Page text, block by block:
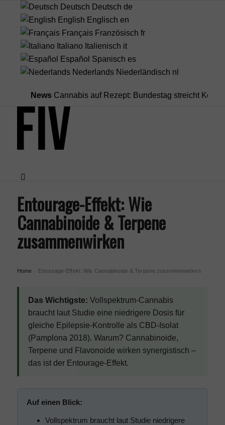
Deutsch Deutsch de
English Englisch en
Français Französisch fr
Italiano Italienisch it
Español Spanisch es
Nederlands Niederländisch nl
News Cannabis auf Rezept: Bundestag streicht
Menü
Entourage-Effekt: Wie
Cannabinoide & Terpene
zusammenwirken
Home Entourage-Effekt: Wie Cannabinoide & Terpene zusammenwirken
Das Wichtigste: Vollspektrum-Cannabis
braucht laut Studie eine niedrigere Dosis für
gleiche Epilepsie-Kontrolle als CBD-Isolat
(Pamplona 2018). Warum? Cannabinoide,
Terpene und Flavonoide wirken synergistisch –
das ist der Entourage-Effekt.
Auf einen Blick:
Vollspektrum braucht laut Studie niedrigere